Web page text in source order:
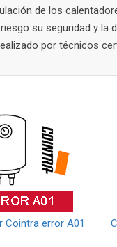
de los
su seguridad y la
por técnicos
Cointra error A01